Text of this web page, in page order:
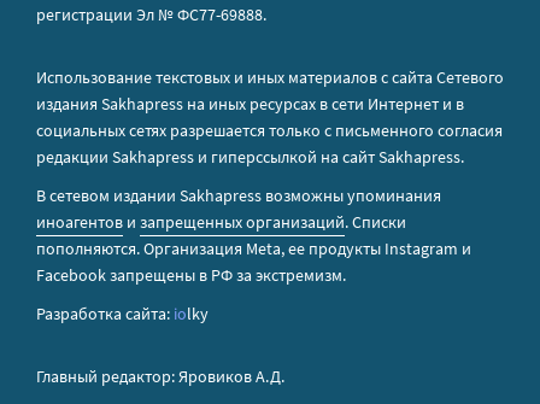
регистрации Эл № ФС77-69888.
Использование текстовых и иных материалов с сайта Сетевого
издания Sakhapress на иных ресурсах в сети Интернет и в
социальных сетях разрешается только с письменного согласия
редакции Sakhapress и гиперссылкой на сайт Sakhapress.
В сетевом издании Sakhapress возможны упоминания
иноагентов и запрещенных организаций. Списки
пополняются. Организация Metа, ее продукты Instagram и
Facebook запрещены в РФ за экстремизм.
Разработка сайта: iolky
Главный редактор: Яровиков А.Д.